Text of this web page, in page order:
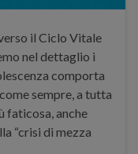
il Ciclo Vitale
nel dettaglio i
comporta
sempre, a tutta
faticosa, anche
“crisi di mezza